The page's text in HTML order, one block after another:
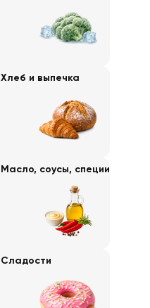
Хлеб и выпечка
Масло, соусы, специи
Сладости